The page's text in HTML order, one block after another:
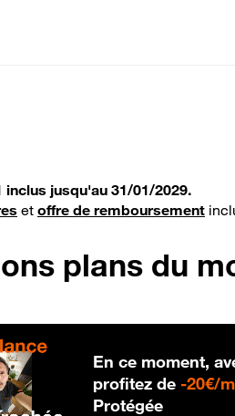
inclus jusqu'au 31/01/2029.
et offre de remboursement
plans du
En ce moment,
profitez de -20€/
Protégée